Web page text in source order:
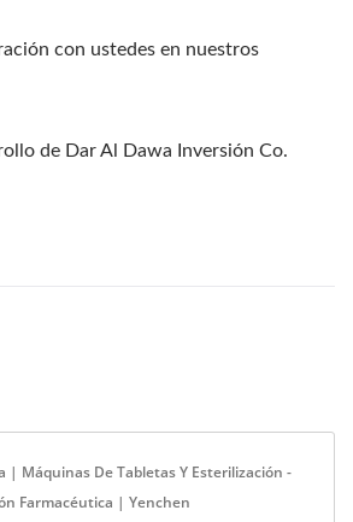
con ustedes en nuestros
de Dar Al Dawa Inversión Co.
| Máquinas De Tabletas Y Esterilización -
Farmacéutica | Yenchen